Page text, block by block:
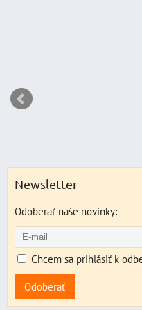
Newsletter
Odoberať naše novinky:
Chcem sa prihlásiť k
Odoberať